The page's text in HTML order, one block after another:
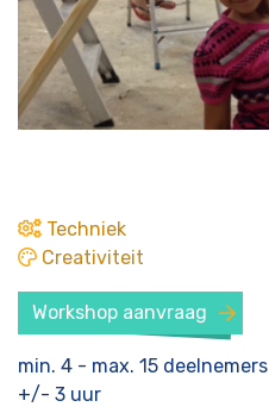
Techniek
Creativiteit
Workshop aanvraag
min. 4 - max. 15 deelnemers
+/- 3 uur